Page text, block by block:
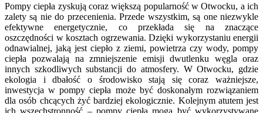
Pompy ciepła zyskują coraz większą popularność w Otwocku, a ich
zalety są nie do przecenienia. Przede wszystkim, są one niezwykle
efektywne energetycznie, co przekłada się na znaczące
oszczędności w kosztach ogrzewania. Dzięki wykorzystaniu energii
odnawialnej, jaką jest ciepło z ziemi, powietrza czy wody, pompy
ciepła pozwalają na zmniejszenie emisji dwutlenku węgla oraz
innych szkodliwych substancji do atmosfery. W Otwocku, gdzie
ekologia i dbałość o środowisko stają się coraz ważniejsze,
inwestycja w pompy ciepła może być doskonałym rozwiązaniem
dla osób chcących żyć bardziej ekologicznie. Kolejnym atutem jest
ich wszechstronność – pompy ciepła mogą być wykorzystywane